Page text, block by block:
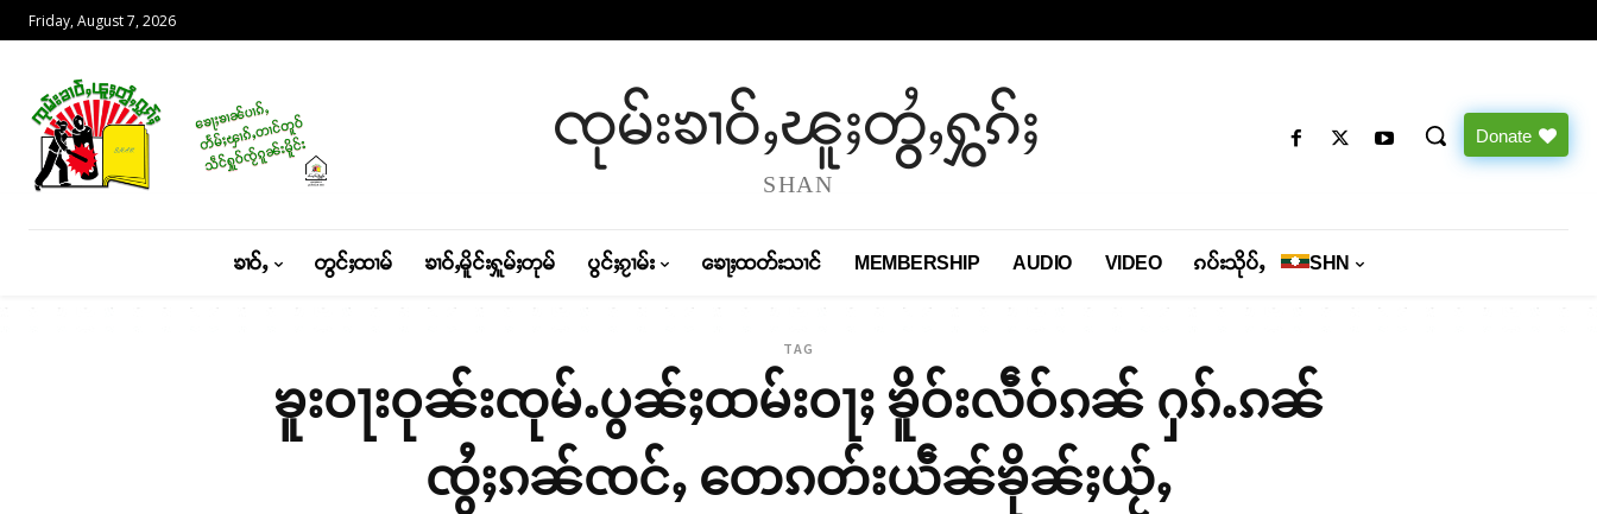
Friday, August 7, 2026
ၸုမ်းၶၢဝ်ႇၽူႈတွႆႇႁွၵ်ႈ
SHAN
Donate
ၶၢဝ်ႇ တွင်ႈထၢမ် ၶၢဝ်ႇမိူင်းႁူမ်ႈတုမ် ပွင်ႈၵႂၢမ်း ၶေႃႈထတ်းသၢင် MEMBERSHIP AUDIO VIDEO ၵပ်းသိုပ်ႇ SHN
TAG
ၶူးဝႃးဝုၼ်းၸုမ်ႉပွၼ်ႈထမ်းဝႃႈ ၶိူဝ်းလဵဝ်ၵၼ် ႁၵ်ႉၵၼ်
ၸွႆႈၵၼ်ၸင်ႇ တေၵတ်းယဵၼ်ၶိုၼ်ႈယႂ်ႇ